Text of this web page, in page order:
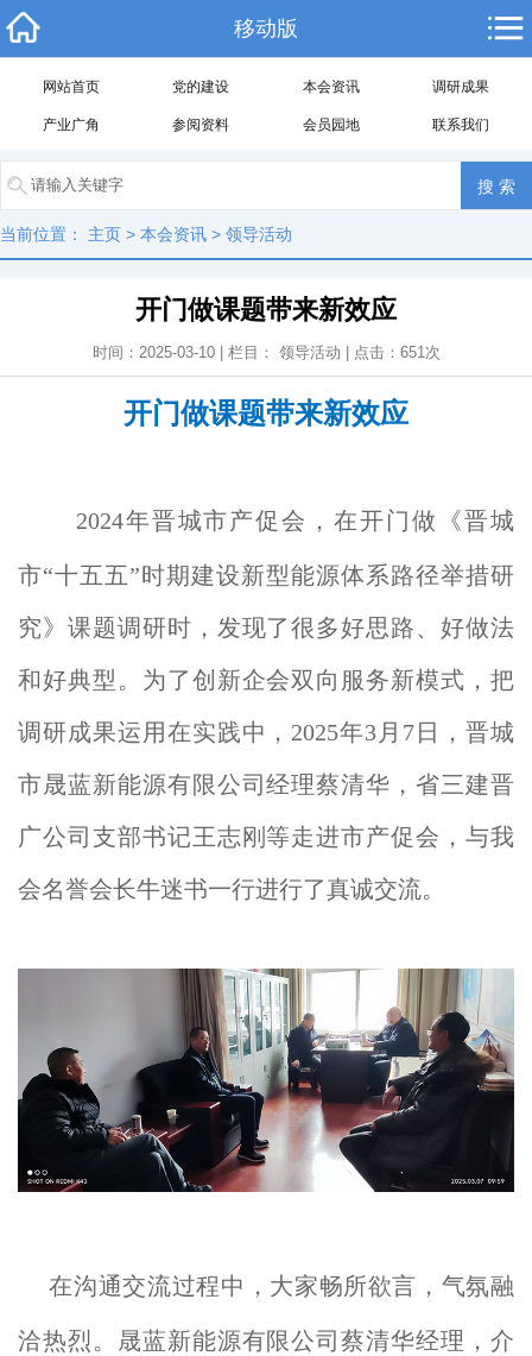
移动版
网站首页 党的建设 本会资讯 调研成果
产业广角 参阅资料 会员园地 联系我们
当前位置： 主页 > 本会资讯 > 领导活动
开门做课题带来新效应
时间：2025-03-10 | 栏目： 领导活动 | 点击： 651次
开门做课题带来新效应
2024年晋城市产促会，在开门做《晋城
市“十五五”时期建设新型能源体系路径举措研
究》课题调研时，发现了很多好思路、好做法
和好典型。为了创新企会双向服务新模式，把
调研成果运用在实践中，2025年3月7日，晋城
市晟蓝新能源有限公司经理蔡清华，省三建晋
广公司支部书记王志刚等走进市产促会，与我
会名誉会长牛迷书一行进行了真诚交流。
在沟通交流过程中，大家畅所欲言，气氛融
洽热烈。晟蓝新能源有限公司蔡清华经理， 介